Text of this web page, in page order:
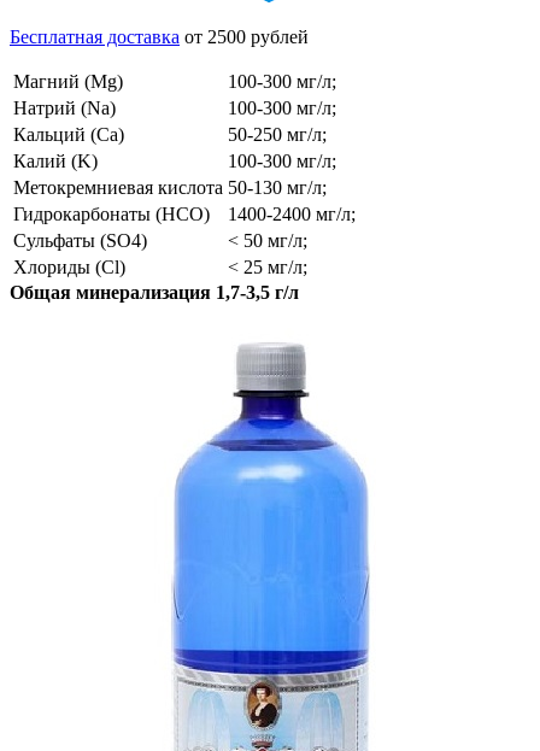
Бесплатная доставка от 2500 рублей
Магний (Mg)
100-300 мг/л;
Натрий (Na)
100-300 мг/л;
Кальций (Ca)
50-250 мг/л;
Калий (K)
100-300 мг/л;
Метокремниевая кислота 50-130 мг/л;
Гидрокарбонаты (HCO)
1400-2400 мг/л;
Сульфаты (SO4)
< 50 мг/л;
Хлориды (Cl)
< 25 мг/л;
Общая минерализация 1,7-3,5 г/л